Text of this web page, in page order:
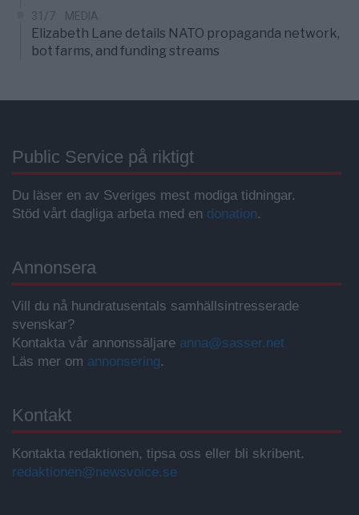
31/7 MEDIA
Elizabeth Lane details NATO propaganda network,
bot farms, and funding streams
Public Service på riktigt
Du läser en av Sveriges mest modiga tidningar.
Stöd vårt dagliga arbeta med en donation.
Annonsera
Vill du nå hundratusentals samhällsintresserade
svenskar?
Kontakta vår annonssäljare anna@sasser.net
Läs mer om annonsering.
Kontakt
Kontakta redaktionen, tipsa oss eller bli skribent.
redaktionen@newsvoice.se